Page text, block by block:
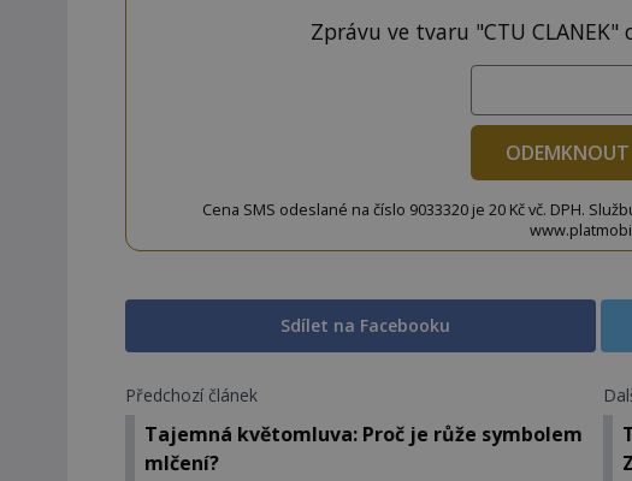
Zprávu ve tvaru "CTU CLANEK"
Cena SMS odeslané na číslo 9033320 je 20 Kč vč. DPH.
Sdílet na Facebooku
Předchozí článek
Tajemná květomluva: Proč je růže symbolem
mlčení?